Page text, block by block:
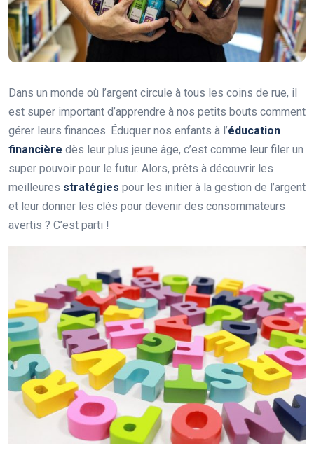
Dans un monde où l’argent circule à tous les coins de rue, il
est super important d’apprendre à nos petits bouts comment
gérer leurs finances. Éduquer nos enfants à l’éducation
financière dès leur plus jeune âge, c’est comme leur filer un
super pouvoir pour le futur. Alors, prêts à découvrir les
meilleures stratégies pour les initier à la gestion de l’argent
et leur donner les clés pour devenir des consommateurs
avertis ? C’est parti !